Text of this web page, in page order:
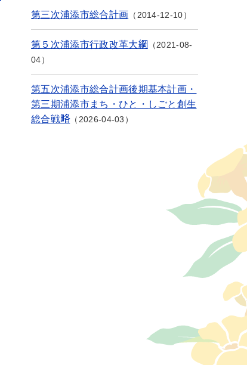
第三次浦添市総合計画 2014-12-10
第５次浦添市行政改革大綱
2021-08-
04
第五次浦添市総合計画後期基本計画・
第三期浦添市まち・ひと・しごと創生
総合戦略
2026-04-03